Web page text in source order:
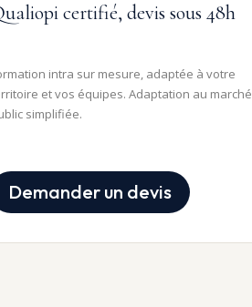
certifié, devis sous 48h
intra sur mesure, adaptée à votre
et vos équipes. Adaptation au marché
simplifiée.
Demander un devis